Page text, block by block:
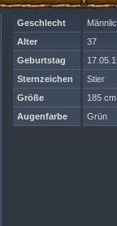
Geschlecht
Alter
37
Geburtstag
Sternzeichen
Stier
Größe
185 cm
Augenfarbe
Grün